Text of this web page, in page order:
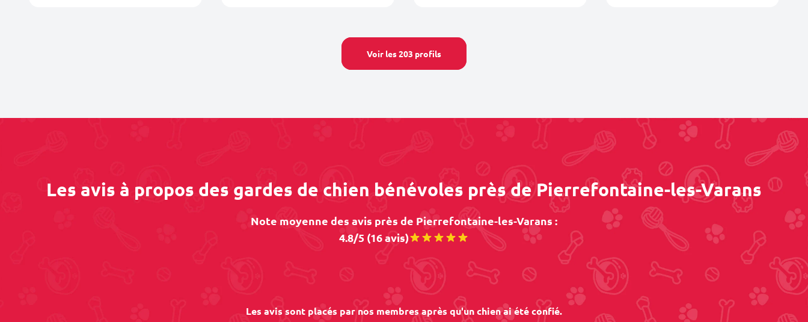
Voir les 203 profils
Les avis à propos des gardes de chien bénévoles près de Pierrefontaine-les-Varans
Note moyenne des avis près de Pierrefontaine-les-Varans :
4.8/5 (16 avis)
Les avis sont placés par nos membres après qu'un chien ai été confié.